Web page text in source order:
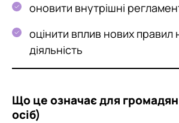
оновити внутрішні
оцінити вплив нових правил
діяльність
Що це означає для
осіб)